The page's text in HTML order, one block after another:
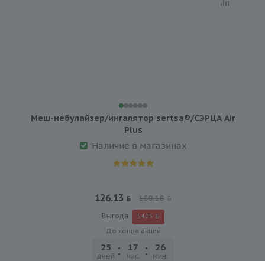
Меш-небулайзер/ингалятор sertsa®/СЭРЦА Air
Plus
Наличие в магазинах
126.13 180.18
Выгода 54.05
До конца акции
25
дней
17
час.
26
мин.